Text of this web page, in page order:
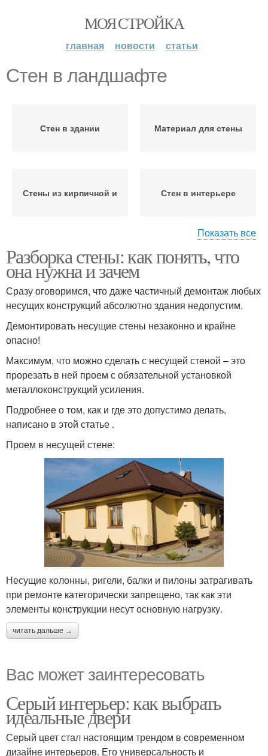
МОЯ СТРОЙКА
главная новости статьи
Стен в ландшафте
Стен в здании Материал для стены
Стены из кирпичной и Стен в интерьере
Стен в определенном
помещении
Стены для интерьера
дизайне
дизайне
Показать все
Разборка стены: как понять, что
она нужна и зачем
Сразу оговоримся, что даже частичный демонтаж любых
несущих конструкций абсолютно здания недопустим.
Демонтировать несущие стены незаконно и крайне
опасно!
Максимум, что можно сделать с несущей стеной – это
прорезать в ней проем с обязательной установкой
металлоконструкций усиления.
Подробнее о том, как и где это допустимо делать,
написано в этой статье .
Проем в несущей стене:
Несущие колонны, ригели, балки и пилоны затрагивать
при ремонте категорически запрещено, так как эти
элементы конструкции несут основную нагрузку.
читать дальше →
Вас может заинтересовать
Серый интерьер: как выбрать
идеальные двери
Серый цвет стал настоящим трендом в современном
дизайне интерьеров. Его универсальность и